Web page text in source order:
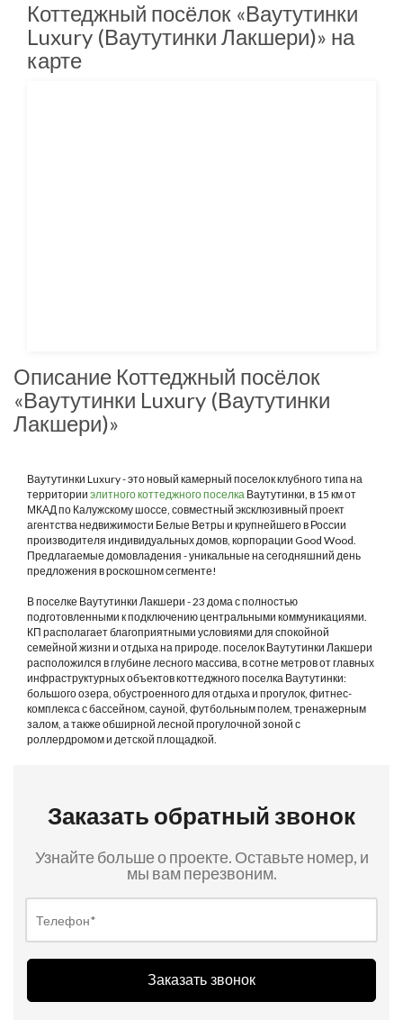
Коттеджный посёлок «Ваутутинки
Luxury (Ваутутинки Лакшери)» на
карте
Описание Коттеджный посёлок
«Ваутутинки Luxury (Ваутутинки
Лакшери)»
Ваутутинки Luxury - это новый камерный поселок клубного типа на
территории элитного коттеджного поселка Ваутутинки, в 15 км от
МКАД по Калужскому шоссе, совместный эксклюзивный проект
агентства недвижимости Белые Ветры и крупнейшего в России
производителя индивидуальных домов, корпорации Good Wood.
Предлагаемые домовладения - уникальные на сегодняшний день
предложения в роскошном сегменте!
В поселке Ваутутинки Лакшери - 23 дома с полностью
подготовленными к подключению центральными коммуникациями.
КП располагает благоприятными условиями для спокойной
семейной жизни и отдыха на природе. поселок Ваутутинки Лакшери
расположился в глубине лесного массива, в сотне метров от главных
инфраструктурных объектов коттеджного поселка Ваутутинки:
большого озера, обустроенного для отдыха и прогулок, фитнес-
комплекса с бассейном, сауной, футбольным полем, тренажерным
залом, а также обширной лесной прогулочной зоной с
роллердромом и детской площадкой.
Заказать обратный звонок
Узнайте больше о проекте. Оставьте номер, и
мы вам перезвоним.
Заказать звонок